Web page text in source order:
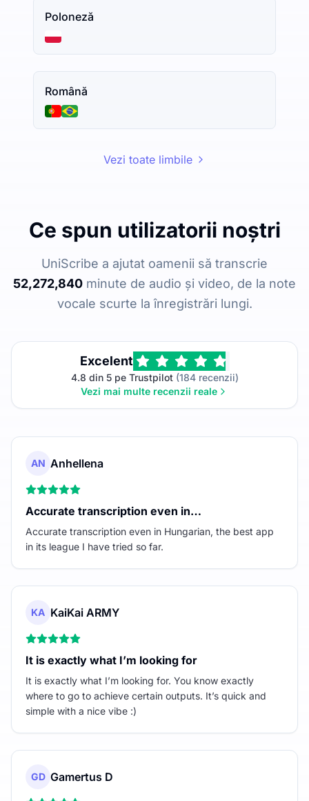
Poloneză
Română
Vezi toate limbile
Ce spun utilizatorii noștri
UniScribe a ajutat oamenii să transcrie
52,272,840 minute de audio și video, de la note
vocale scurte la înregistrări lungi.
Excelent
4.8 din 5 pe Trustpilot(184 recenzii)
Vezi mai multe recenzii reale
AN Anhellena
Accurate transcription even in…
Accurate transcription even in Hungarian, the best app
in its league I have tried so far.
KA KaiKai ARMY
It is exactly what I’m looking for
It is exactly what I’m looking for. You know exactly
where to go to achieve certain outputs. It’s quick and
simple with a nice vibe :)
GD Gamertus D